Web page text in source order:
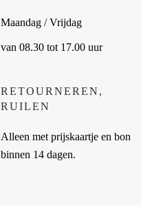
Maandag / Vrijdag
van 08.30 tot 17.00 uur
RETOURNEREN,
RUILEN
Alleen met prijskaartje en bon
binnen 14 dagen.